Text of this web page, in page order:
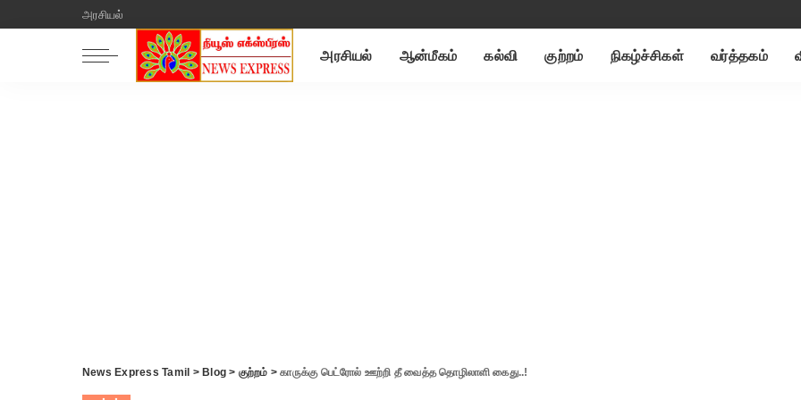
அரசியல்
அரசியல் ஆன்மீகம் கல்வி குற்றம் நிகழ்ச்சிகள் வர்த்தகம்
News Express Tamil > Blog > குற்றம் >காருக்கு பெட்ரோல் ஊற்றி தீ வைத்த தொழிலாளி கைது..!